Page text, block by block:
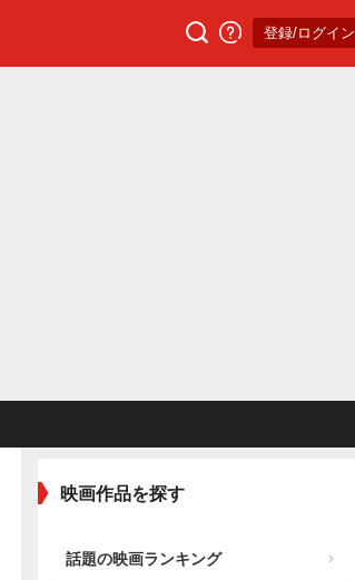
登録/ログイン
映画作品を探す
話題の映画ランキング